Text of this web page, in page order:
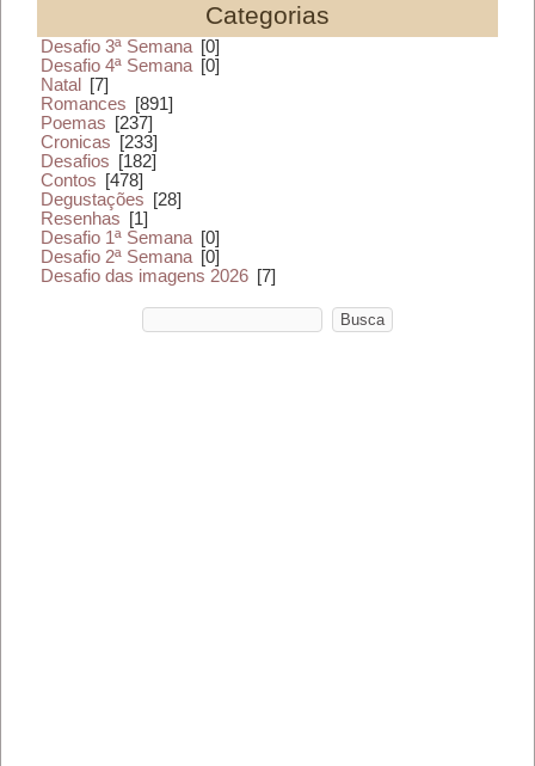
Categorias
Desafio 3ª Semana [0]
Desafio 4ª Semana [0]
Natal
[7]
Romances
[891]
Poemas
[237]
Cronicas
[233]
Desafios
[182]
Contos
[478]
Degustações
[28]
Resenhas
[1]
Desafio 1ª Semana [0]
Desafio 2ª Semana [0]
Desafio das imagens 2026 [7]